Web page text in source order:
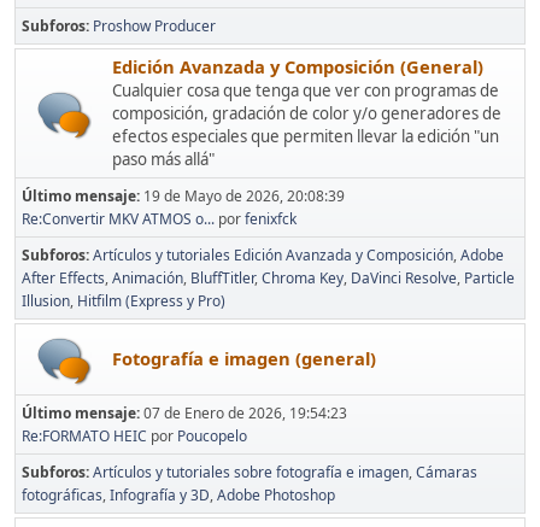
Subforos Proshow Producer
Edición Avanzada y Composición (General)
Cualquier cosa que tenga que ver con programas de
composición, gradación de color y/o generadores de
efectos especiales que permiten llevar la edición "un
paso más allá"
Último mensaje: 19 de Mayo de 2026, 20:08:39
Re:Convertir MKV ATMOS o... porfenixfck
Subforos Artículos y tutoriales Edición Avanzada y Composición Adobe
After Effects Animación BluffTitler Chroma Key DaVinci Resolve Particle
Illusion Hitfilm (Express y Pro)
Fotografía e imagen (general)
Último mensaje:07 de Enero de 2026, 19:54:23
Re:FORMATO HEIC por Poucopelo
Subforos Artículos y tutoriales sobre fotografía e imagen Cámaras
fotográficas Infografía y 3D Adobe Photoshop